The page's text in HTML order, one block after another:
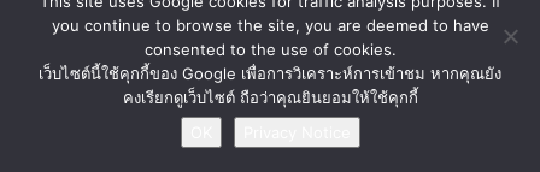
you continue to browse the site, you are deemed to have
consented to the use of cookies.
เว็บไซต์นี้ใช้คุกกี้ของ Google เพื่อการวิเคราะห์การเข้าชม หากคุณยัง
คงเรียกดูเว็บไซต์ ถือว่าคุณยินยอมให้ใช้คุกกี้